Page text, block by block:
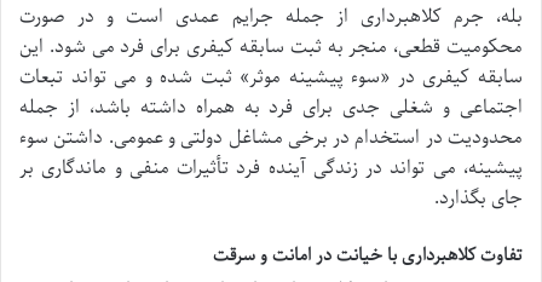
بله، جرم کلاهبرداری از جمله جرایم عمدی است و در صورت
محکومیت قطعی، منجر به ثبت سابقه کیفری برای فرد می شود. این
سابقه کیفری در «سوء پیشینه موثر» ثبت شده و می تواند تبعات
اجتماعی و شغلی جدی برای فرد به همراه داشته باشد، از جمله
محدودیت در استخدام در برخی مشاغل دولتی و عمومی. داشتن سوء
پیشینه، می تواند در زندگی آینده فرد تأثیرات منفی و ماندگاری بر
جای بگذارد.
تفاوت کلاهبرداری با خیانت در امانت و سرقت